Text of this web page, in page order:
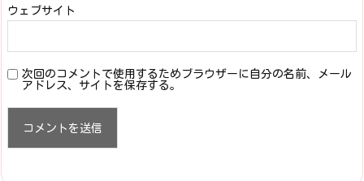
ウェブサイト
次回のコメントで使用するためブラウザーに自分の名前、メール
アドレス、サイトを保存する。